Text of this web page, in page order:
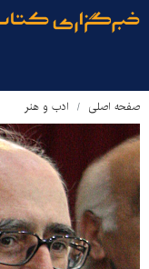
صفحه اصلی ادب و هنر